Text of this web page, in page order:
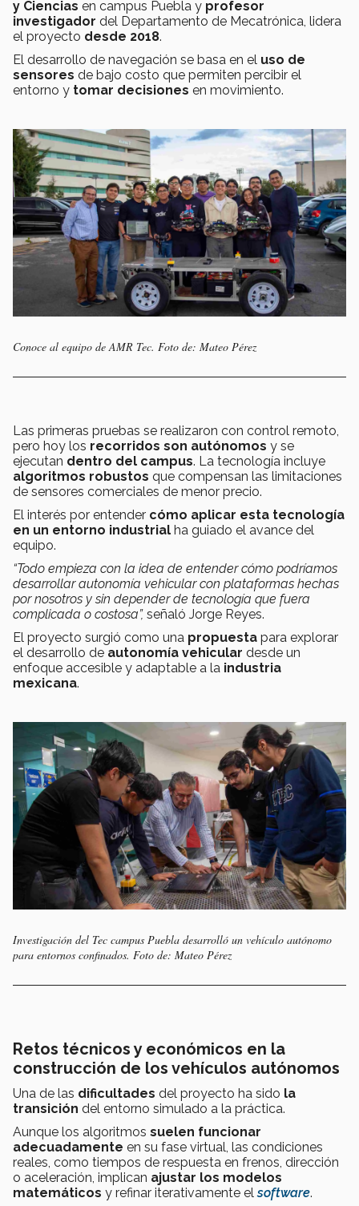
y Ciencias en campus Puebla y profesor
investigador del Departamento de Mecatrónica, lidera
el proyecto desde 2018.
El desarrollo de navegación se basa en el uso de
sensores de bajo costo que permiten percibir el
entorno y tomar decisiones en movimiento.
Conoce al equipo de AMR Tec. Foto de: Mateo Pérez
Las primeras pruebas se realizaron con control remoto,
pero hoy los recorridos son autónomos y se
ejecutan dentro del campus. La tecnología incluye
algoritmos robustos que compensan las limitaciones
de sensores comerciales de menor precio.
El interés por entender cómo aplicar esta tecnología
en un entorno industrial ha guiado el avance del
equipo.
“Todo empieza con la idea de entender cómo podríamos
desarrollar autonomía vehicular con plataformas hechas
por nosotros y sin depender de tecnología que fuera
complicada o costosa”, señaló Jorge Reyes.
El proyecto surgió como una propuesta para explorar
el desarrollo de autonomía vehicular desde un
enfoque accesible y adaptable a la industria
mexicana.
Investigación del Tec campus Puebla desarrolló un vehículo autónomo
para entornos confinados. Foto de: Mateo Pérez
Retos técnicos y económicos en la
construcción de los vehículos autónomos
Una de las dificultades del proyecto ha sido la
transición del entorno simulado a la práctica.
Aunque los algoritmos suelen funcionar
adecuadamente en su fase virtual, las condiciones
reales, como tiempos de respuesta en frenos, dirección
o aceleración, implican ajustar los modelos
matemáticos y refinar iterativamente elsoftware.